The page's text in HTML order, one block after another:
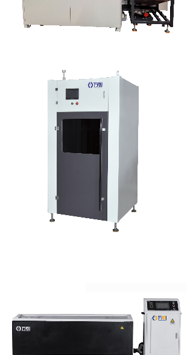
>
平面金属去毛刺机